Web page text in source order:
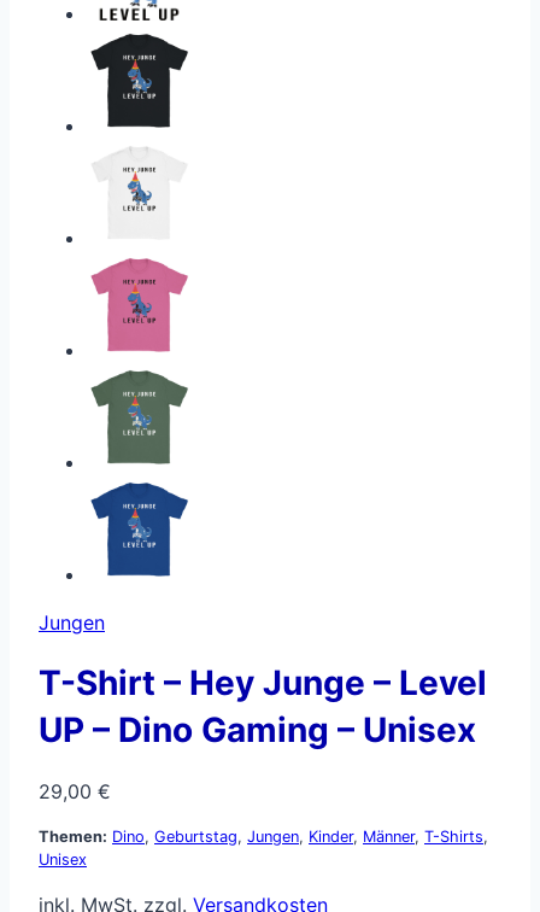
Jungen
T-Shirt – Hey Junge – Level
UP – Dino Gaming – Unisex
29,00 €
Themen: Dino, Geburtstag, Jungen, Kinder, Männer, T-Shirts,
Unisex
inkl. MwSt. zzgl. Versandkosten